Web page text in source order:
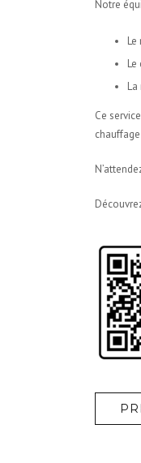
Notre
Ce